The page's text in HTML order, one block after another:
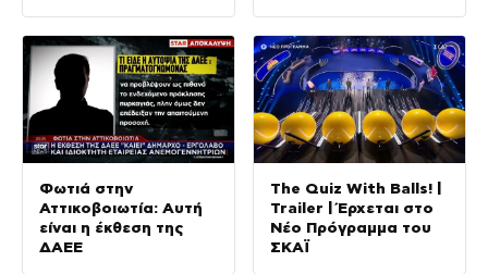
Φωτιά στην
Αττικοβοιωτία: Αυτή
είναι η έκθεση της
ΔΑΕΕ
The Quiz With Balls! |
Trailer | Έρχεται στο
Νέο Πρόγραμμα του
ΣΚΑΪ